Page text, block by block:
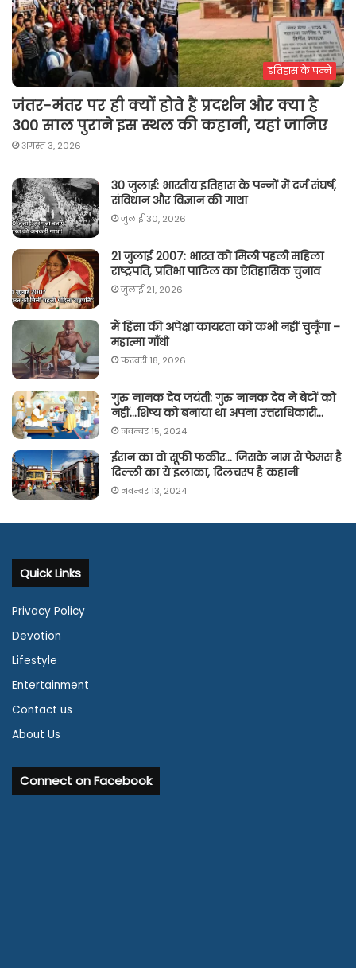
इतिहास के पन्ने
जंतर-मंतर पर ही क्यों होते हैं प्रदर्शन और क्या है
300 साल पुराने इस स्थल की कहानी, यहां जानिए
अगस्त 3, 2026
30 जुलाई: भारतीय इतिहास के पन्नों में दर्ज संघर्ष,
संविधान और विज्ञान की गाथा
जुलाई 30, 2026
21 जुलाई 2007: भारत को मिली पहली महिला
राष्ट्रपति, प्रतिभा पाटिल का ऐतिहासिक चुनाव
जुलाई 21, 2026
मैं हिंसा की अपेक्षा कायरता को कभी नहीं चुनूँगा –
महात्मा गाँधी
फ़रवरी 18, 2026
गुरु नानक देव जयंती: गुरु नानक देव ने बेटों को
नहीं…शिष्य को बनाया था अपना उत्तराधिकारी…
नवम्बर 15, 2024
ईरान का वो सूफी फकीर… जिसके नाम से फेमस है
दिल्ली का ये इलाका, दिलचस्प है कहानी
नवम्बर 13, 2024
Quick Links
Privacy Policy
Devotion
Lifestyle
Entertainment
Contact us
About Us
Connect on Facebook